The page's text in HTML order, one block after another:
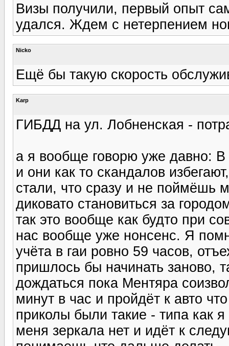
Визы получили, первый опыт
удался. Ждем с нетерпением
Nicko
Ещё бы такую скорость
Karp
ГИБДД на ул. Лобненская -
а я вообще говорю уже давно:
и они как то скандалов
стали, что сразу и не поймёшь
диковато становиться за
так это вообще как будто при
нас вообще уже нонсенс. Я
учёта в гаи ровно 59 часов,
пришлось бы начинать заново,
дождаться пока Ментяра
минут в час и пройдёт к авто
приколы были такие - типа как
меня зеркала нет и идёт к